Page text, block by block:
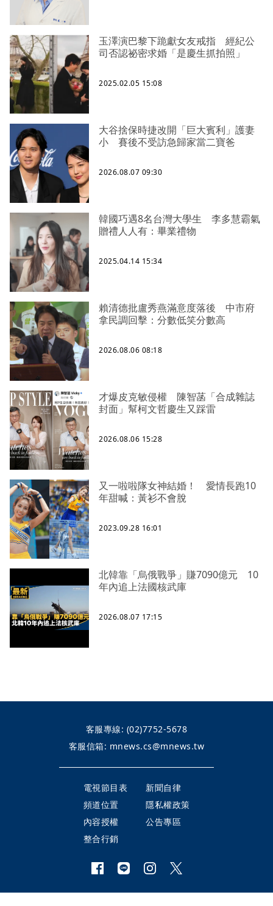
玉澤演巴黎下跪獻女友戒指 經紀公
司否認祕密求婚「是慶生抓拍照」
2025.02.05 15:08
大谷捨保時捷改開「巨大賓利」護妻
小 賽後不受訪急歸家當二寶爸
2026.08.07 09:30
韓國巧遇8名台灣大學生 李多慧霸氣
贈禮人人有：畢業禮物
2025.04.14 15:34
賴清德批盧秀燕滿意度落後 中市府
拿民調回擊：分數低笑分數高
2026.08.06 08:18
才爆皮克敏侵權 陳智菡「合成雜誌
封面」幫柯文哲慶生又踩雷
2026.08.06 15:28
又一啦啦隊女神結婚！ 愛情長跑10
年甜喊：黃衫不會脫
2023.09.28 16:01
北韓靠「烏俄戰爭」賺7090億元 10
年內追上法國核武庫
2026.08.07 17:15
客服專線: (02)7752-5678
客服信箱: mnews.cs@mnews.tw
電視節目表
新聞自律
頻道位置
隱私權政策
內容授權
公告專區
整合行銷